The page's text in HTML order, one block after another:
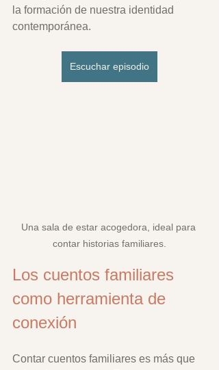
la formación de nuestra identidad
contemporánea.
Escuchar episodio
Una sala de estar acogedora, ideal para
contar historias familiares.
Los cuentos familiares
como herramienta de
conexión
Contar cuentos familiares es más que